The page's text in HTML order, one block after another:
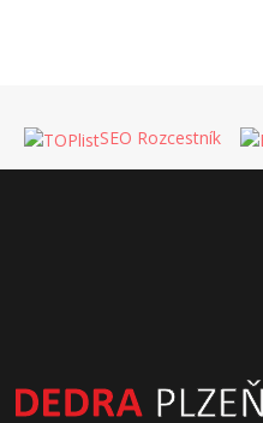
SEO Rozcestník